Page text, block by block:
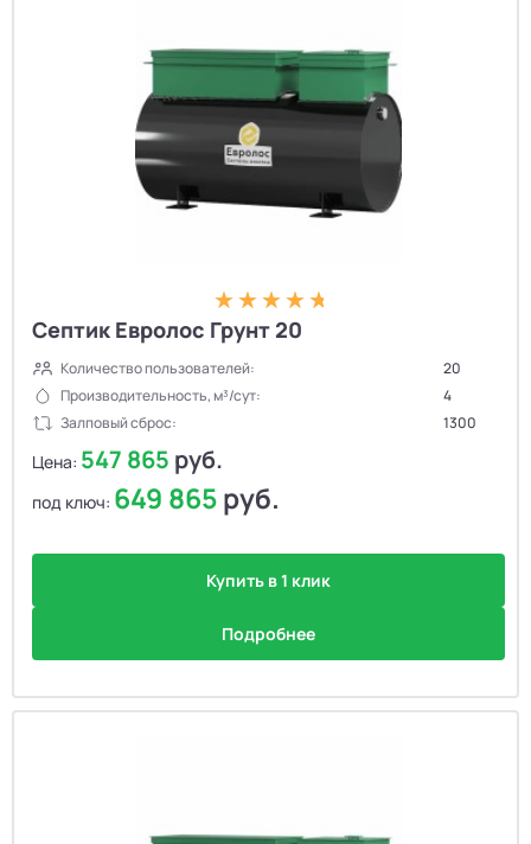
Септик Евролос Грунт 20
Количество пользователей:
20
Производительность, м³/сут:
4
Залповый сброс:
1300
Цена: 547 865 руб.
под ключ: 649 865руб.
Купить в 1 клик
Подробнее